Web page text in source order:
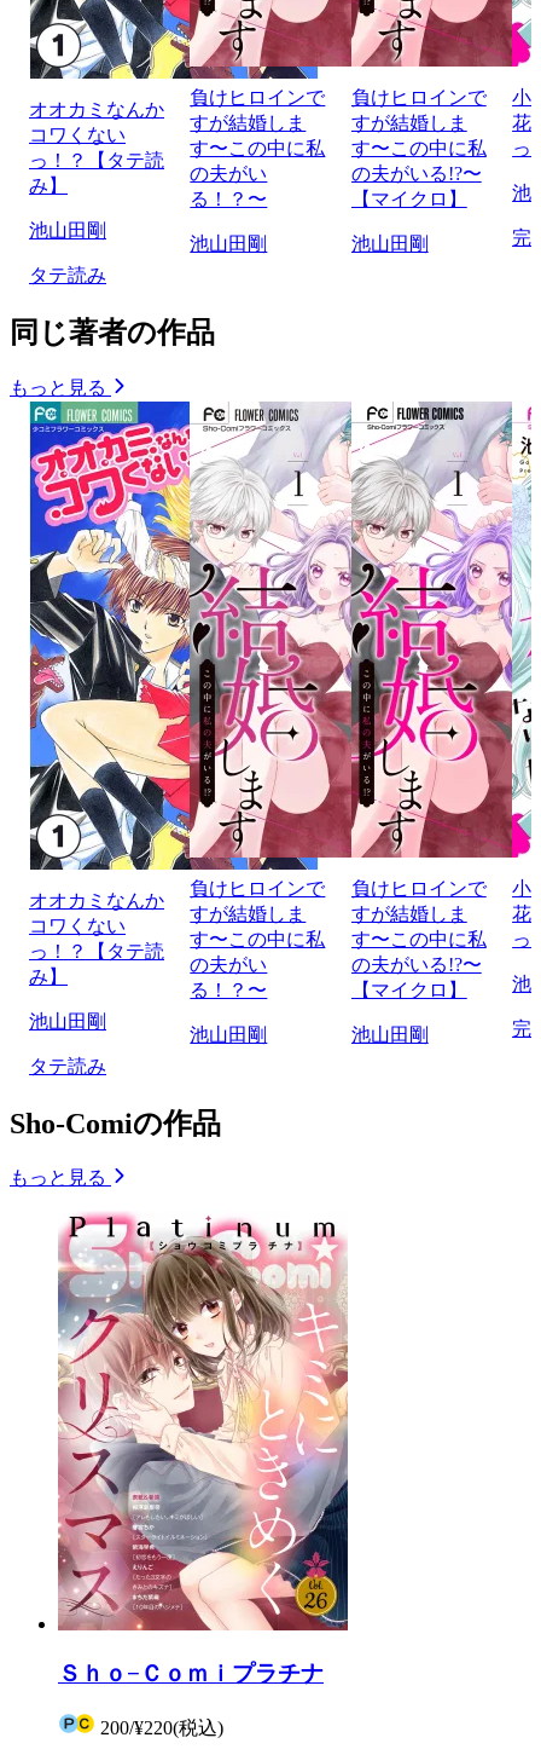
オオカミなんか
コワくない
っ！？【タテ読
み】
池山田剛
タテ読み
負けヒロインで
すが結婚しま
す〜この中に私
の夫がい
る！？〜
池山田剛
負けヒロインで
すが結婚しま
す〜この中に私
の夫がいる!?〜
【マイクロ】
池山田剛
小
花
っ
池
完
同じ著者の作品
もっと見る
オオカミなんか
コワくない
っ！？【タテ読
み】
池山田剛
タテ読み
負けヒロインで
すが結婚しま
す〜この中に私
の夫がい
る！？〜
池山田剛
負けヒロインで
すが結婚しま
す〜この中に私
の夫がいる!?〜
【マイクロ】
池山田剛
小
花
っ
池
完
Sho-Comiの作品
もっと見る
Ｓｈｏ−Ｃｏｍｉプラチナ
200/¥220(税込)